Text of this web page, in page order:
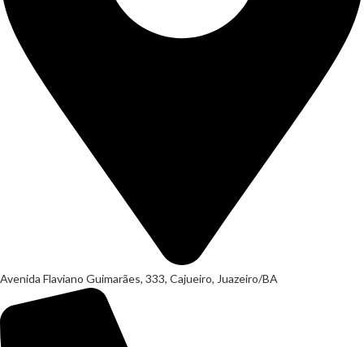
Avenida Flaviano Guimarães, 333, Cajueiro, Juazeiro/BA